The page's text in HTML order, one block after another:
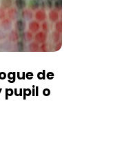
de
pupil o